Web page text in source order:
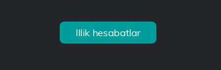
Illik hesabatlar